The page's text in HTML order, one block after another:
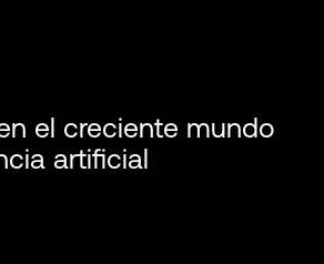
el creciente mundo
artificial